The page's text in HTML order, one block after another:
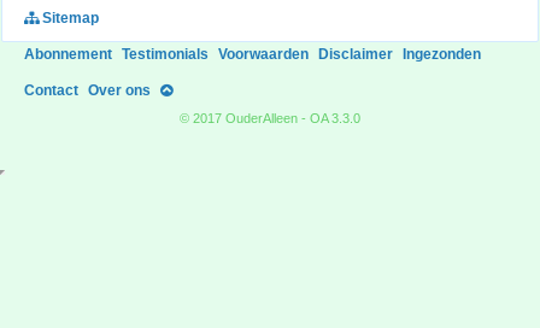
Sitemap
Abonnement Testimonials Voorwaarden Disclaimer Ingezonden
Contact Over ons
© 2017 OuderAlleen - OA 3.3.0